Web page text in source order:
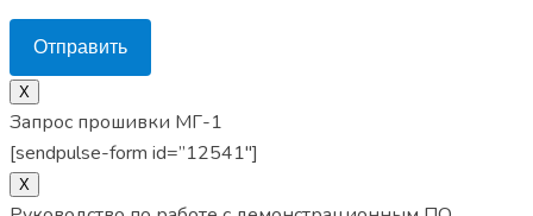
Отправить
Х
Запрос прошивки МГ-1
[sendpulse-form id=”12541″]
X